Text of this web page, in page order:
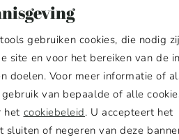
gebruiken cookies, die nodig
site en voor het bereiken van de
doelen. Voor meer informatie of
van bepaalde of alle
het cookiebeleid. U accepteert het
sluiten of negeren van deze